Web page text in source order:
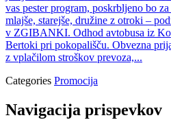
vas pester program, poskrbljeno bo
mlajše, starejše, družine z otroki –
v ZGIBANKI. Odhod avtobusa iz
Bertoki pri pokopališču. Obvezna
z vplačilom stroškov prevoza,...
Categories Promocija
Navigacija prispevkov